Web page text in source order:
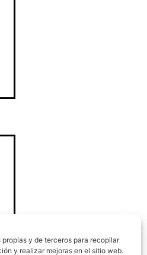
y de terceros para recopilar
y realizar mejoras en el sitio web.